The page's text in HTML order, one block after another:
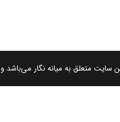
متعلق به میانه نگار می‌باشد و